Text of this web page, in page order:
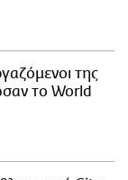
της
το World